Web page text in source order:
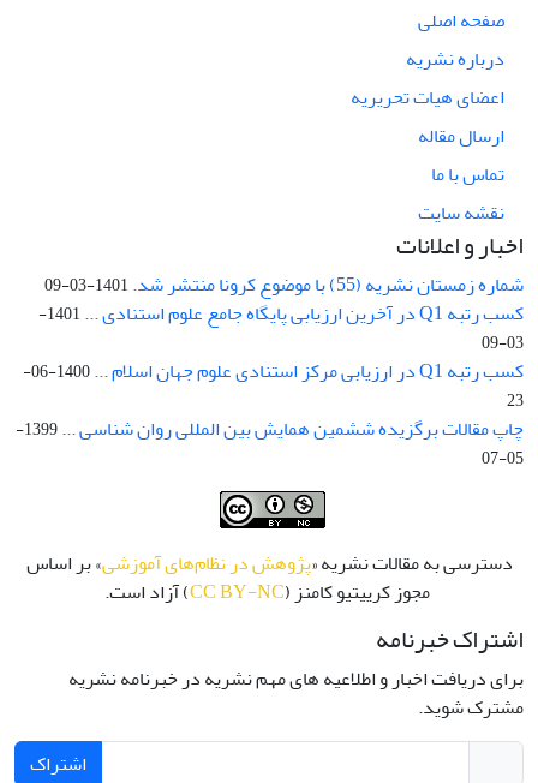
صفحه اصلی
درباره نشریه
اعضای هیات تحریریه
ارسال مقاله
تماس با ما
نقشه سایت
اخبار و اعلانات
شماره زمستان نشریه (55) با موضوع کرونا منتشر شد. 1401-03-09
کسب رتبه Q1 در آخرین ارزیابی پایگاه جامع علوم استنادی ...
1401-
03-09
کسب رتبه Q1 در ارزیابی مرکز استنادی علوم جهان اسلام ...
1400-06-
23
چاپ مقالات برگزیده ششمین همایش بین المللی روان شناسی ...
1399-
05-07
دسترسی به مقالات نشریه «پژوهش در نظام‌های آموزشی» بر اساس
مجوز کرییتیو کامنز (CC BY-NC) آزاد است.
اشتراک خبرنامه
برای دریافت اخبار و اطلاعیه های مهم نشریه در خبرنامه نشریه
مشترک شوید.
اشتراک